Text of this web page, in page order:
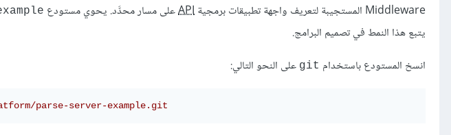
Middleware المستجيبة لتعريف واجهة تطبيقات برمجية
APIعلى مسار محدَّد. يحوي مستودع
يتبع هذا النمط في تصميم البرامج.
انسخ المستودع باستخدام git على النحو التالي:
parse-server-example.git